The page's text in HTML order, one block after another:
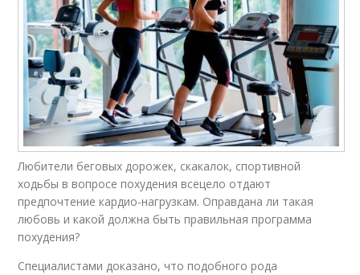
Любители беговых дорожек, скакалок, спортивной
ходьбы в вопросе похудения всецело отдают
предпочтение кардио-нагрузкам. Оправдана ли такая
любовь и какой должна быть правильная программа
похудения?
Специалистами доказано, что подобного рода